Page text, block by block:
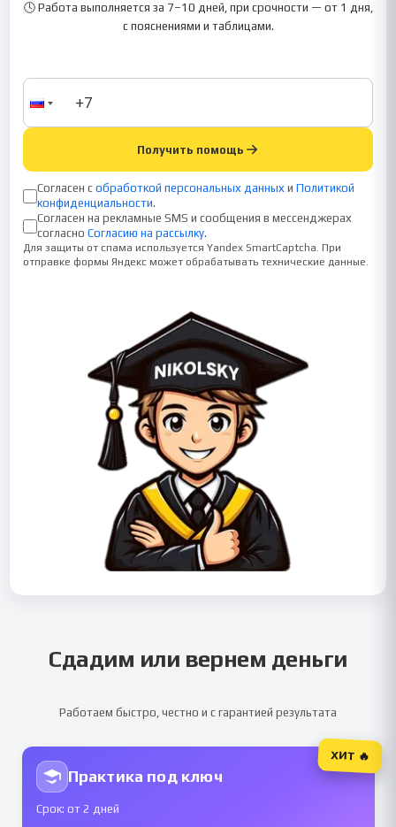
🕓 Работа выполняется за 7–10 дней, при срочности — от 1 дня,
с пояснениями и таблицами.
Получить помощь
Согласен с обработкой персональных данных и Политикой
конфиденциальности.
Согласен на рекламные SMS и сообщения в мессенджерах
согласно Согласию на рассылку.
Для защиты от спама используется Yandex SmartCaptcha. При
отправке формы Яндекс может обрабатывать технические данные.
Сдадим или вернем деньги
Работаем быстро, честно и с гарантией результата
Практика под ключ
Срок: от 2 дней
ХИТ 🔥